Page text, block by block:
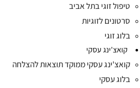
טיפול זוגי בתל אביב
סרטונים לזוגיות
בלוג זוגי
קואצ'ינג עסקי
קואצ'ינג עסקי ממוקד תוצאות להצלחה
בלוג עסקי